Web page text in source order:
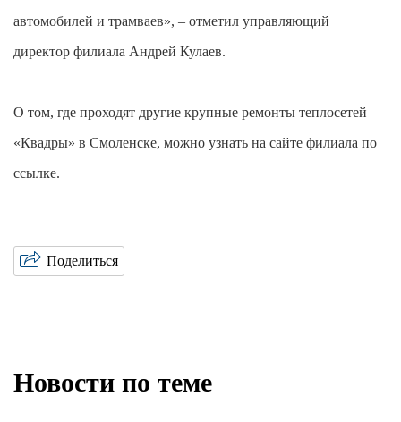
автомобилей и трамваев», – отметил управляющий
директор филиала Андрей Кулаев.
О том, где проходят другие крупные ремонты теплосетей
«Квадры» в Смоленске, можно узнать на сайте филиала по
ссылке.
Поделиться
Новости по теме